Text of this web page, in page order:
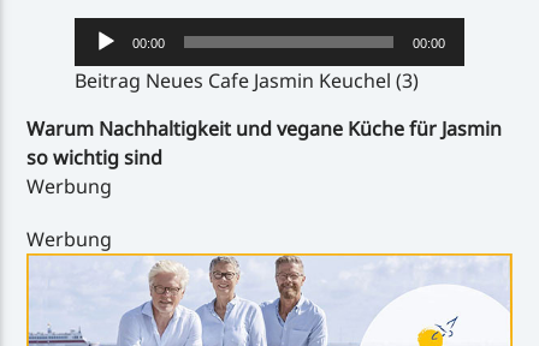
Audio-
Player
00:00 00:00
Beitrag Neues Cafe Jasmin Keuchel (3)
Warum Nachhaltigkeit und vegane Küche für Jasmin
so wichtig sind
Werbung
Werbung